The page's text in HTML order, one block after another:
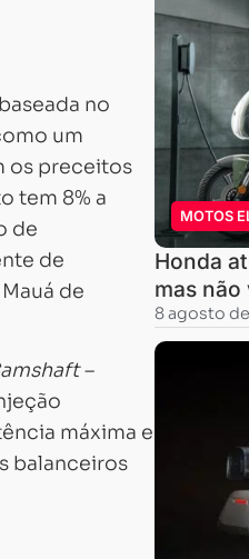
no
um
os preceitos
tem 8% a
de
de
de
–
máxima e
balanceiros
MOTOS
Honda
mas não
8 agosto